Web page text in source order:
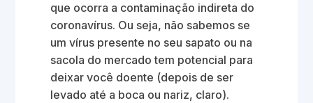
que ocorra a contaminação indireta do
coronavírus. Ou seja, não sabemos se
um vírus presente no seu sapato ou na
sacola do mercado tem potencial para
deixar você doente (depois de ser
levado até a boca ou nariz, claro).